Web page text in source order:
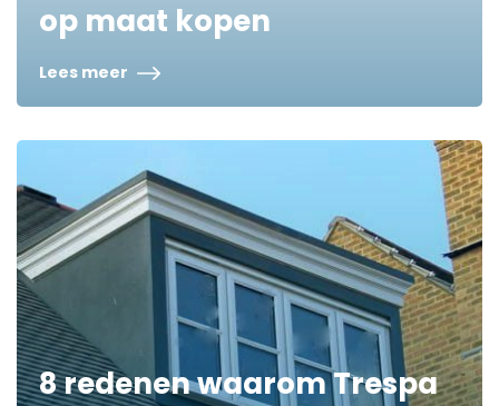
op maat kopen
Lees meer
8 redenen waarom Trespa